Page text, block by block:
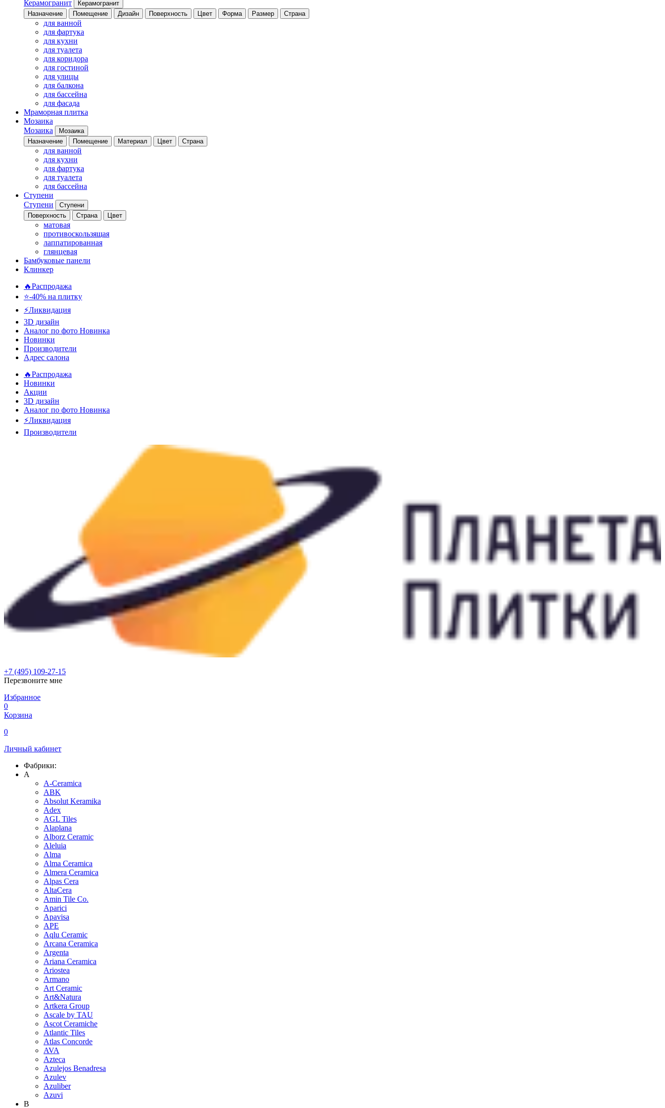
Керамогранит
Керамогранит
Назначение
Помещение Дизайн Поверхность Цвет Форма Размер Страна
для ванной
для фартука
для кухни
для туалета
для коридора
для гостиной
для улицы
для балкона
для бассейна
для фасада
Мраморная плитка
Мозаика
Мозаика
Мозаика
Назначение
Помещение Материал Цвет Страна
для ванной
для кухни
для фартука
для туалета
для бассейна
Ступени
Ступени
Ступени
Поверхность
Страна Цвет
матовая
противоскользящая
лаппатированная
глянцевая
Бамбуковые панели
Клинкер
🔥Распродажа
⭐-40% на плитку
⚡️Ликвидация
3D дизайн
Аналог по фото Новинка
Новинки
Производители
Адрес салона
🔥Распродажа
Новинки
Акции
3D дизайн
Аналог по фото Новинка
⚡Ликвидация
Производители
+7 (495) 109-27-15
Перезвоните мне
Избранное
0
Корзина
0
Личный кабинет
Фабрики:
A
A-Ceramica
ABK
Absolut Keramika
Adex
AGL Tiles
Alaplana
Alborz Ceramic
Aleluia
Alma
Alma Ceramica
Almera Ceramica
Alpas Cera
AltaCera
Amin Tile Co.
Aparici
Apavisa
APE
Aqlu Ceramic
Arcana Ceramica
Argenta
Ariana Ceramica
Ariostea
Armano
Art Ceramic
Art&Natura
Artkera Group
Ascale by TAU
Ascot Ceramiche
Atlantic Tiles
Atlas Concorde
AVA
Azteca
Azulejos Benadresa
Azulev
Azuliber
Azuvi
B